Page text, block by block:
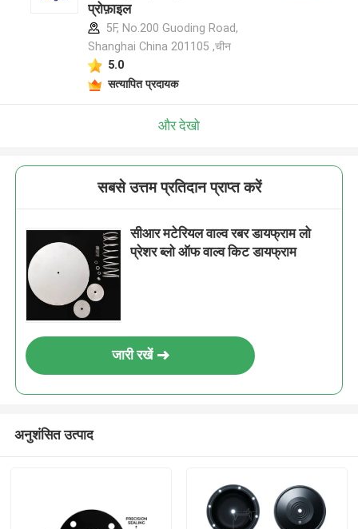
प्रोफ़ाइल
5F, No.200 Guoding Road,
Shanghai China 201105 ,चीन
5.0
सत्यापित प्रदायक
और देखो
सबसे उत्तम प्रतिदान प्राप्त करें
सीआर मटेरियल वाल्व रबर डायफ्राम लो
प्रेशर ब्लो ऑफ वाल्व किट डायफ्राम
जारी रखें
अनुशंसित उत्पाद